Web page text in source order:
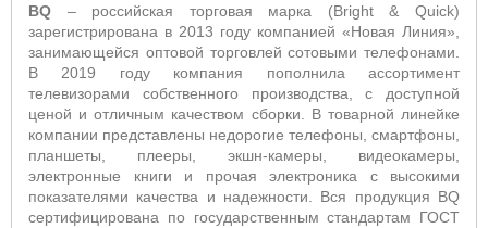
BQ – российская торговая марка (Bright & Quick)
зарегистрирована в 2013 году компанией «Новая Линия»,
занимающейся оптовой торговлей сотовыми телефонами.
В 2019 году компания пополнила ассортимент
телевизорами собственного производства, с доступной
ценой и отличным качеством сборки. В товарной линейке
компании представлены недорогие телефоны, смартфоны,
планшеты, плееры, экшн-камеры, видеокамеры,
электронные книги и прочая электроника с высокими
показателями качества и надежности. Вся продукция BQ
сертифицирована по государственным стандартам ГОСТ